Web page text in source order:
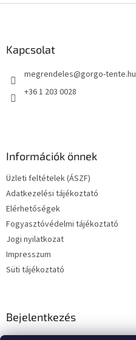
Kapcsolat
megrendeles@gorgo-tente.hu
+36 1 203 0028
Információk önnek
Üzleti feltételek (ÁSZF)
Adatkezelési tájékoztató
Elérhetőségek
Fogyasztóvédelmi tájékoztató
Jogi nyilatkozat
Impresszum
Süti tájékoztató
Bejelentkezés